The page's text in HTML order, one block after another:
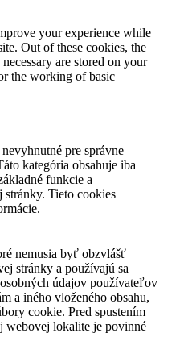
your experience while
Out of these cookies, the
are stored on your
the working of basic
pre správne
kategória obsahuje iba
funkcie a
stránky. Tieto cookies
nemusia byť obzvlášť
stránky a používajú sa
údajov používateľov
a iného vloženého obsahu,
cookie. Pred spustením
webovej lokalite je povinné